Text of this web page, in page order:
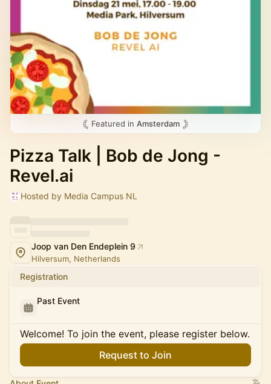
Featured in Amsterdam
Pizza Talk | Bob de Jong -
Revel.ai
Hosted by Media Campus NL
Joop van Den Endeplein 9
Hilversum, Netherlands
Registration
Past Event
Welcome! To join the event, please register below.
Request to Join